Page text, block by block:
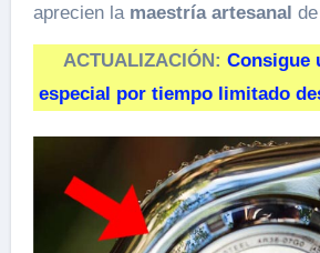
aprecien la maestría artesanal
ACTUALIZACIÓN: Consigue
especial por tiempo limitado